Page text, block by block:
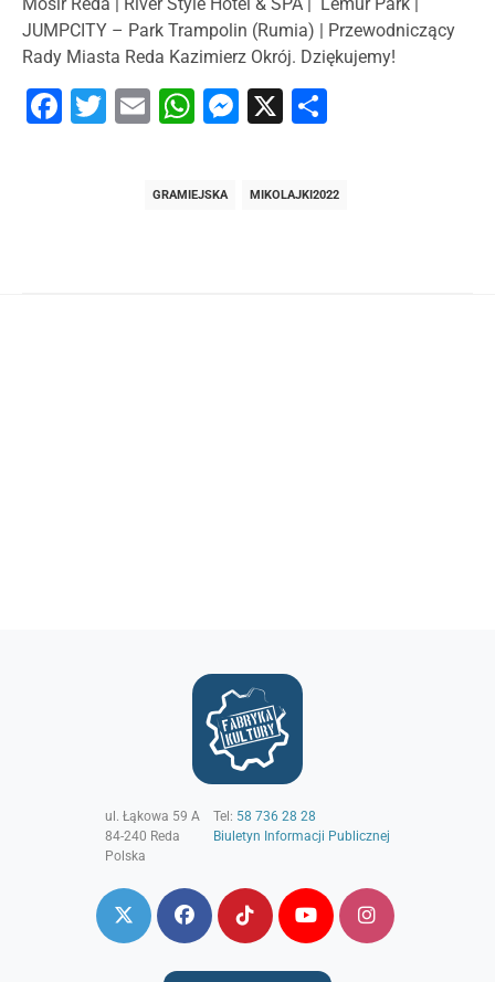
JUMPCITY – Park Trampolin (Rumia) | Przewodniczący
Rady Miasta Reda Kazimierz Okrój. Dziękujemy!
Facebook
Twitter
EmailWhatsApp
Messenger
X
GRAMIEJSKA MIKOLAJKI2022
ul. Łąkowa 59 A
84-240 Reda
Polska
Tel: 58 736 28 28
Biuletyn Informacji Publicznej